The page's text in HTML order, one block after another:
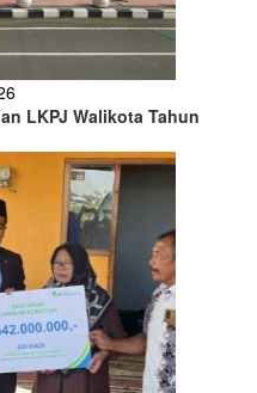
LKPJ Walikota Tahun